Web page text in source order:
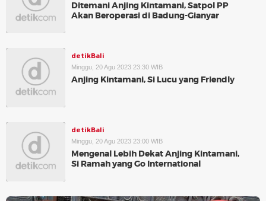
Ditemani Anjing Kintamani, Satpol PP
Akan Beroperasi di Badung-Gianyar
detikBali
Minggu, 20 Agu 2023 23:30 WIB
Anjing Kintamani, Si Lucu yang Friendly
detikBali
Minggu, 20 Agu 2023 23:00 WIB
Mengenal Lebih Dekat Anjing Kintamani,
Si Ramah yang Go International